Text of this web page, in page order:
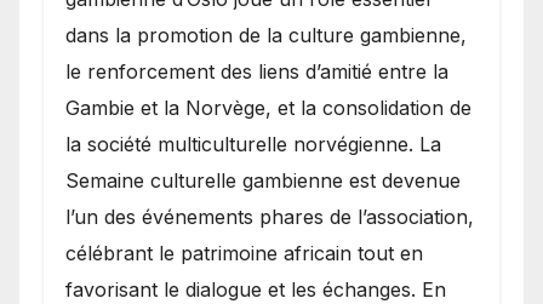
dans la promotion de la culture gambienne,
le renforcement des liens d’amitié entre la
Gambie et la Norvège, et la consolidation de
la société multiculturelle norvégienne. La
Semaine culturelle gambienne est devenue
l’un des événements phares de l’association,
célébrant le patrimoine africain tout en
favorisant le dialogue et les échanges. En